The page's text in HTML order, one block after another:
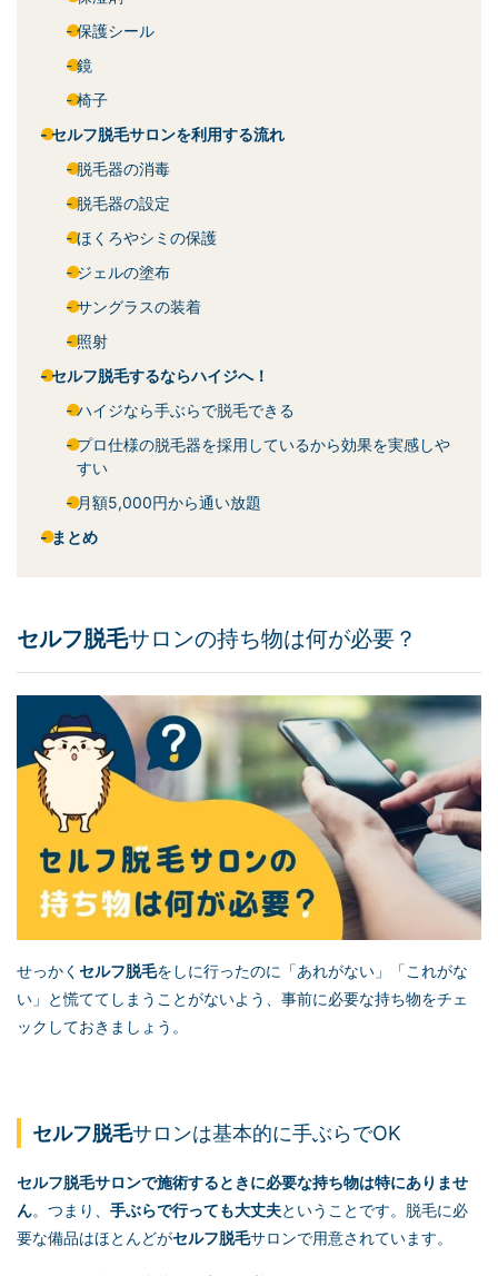
保護シール
鏡
椅子
セルフ脱毛サロンを利用する流れ
脱毛器の消毒
脱毛器の設定
ほくろやシミの保護
ジェルの塗布
サングラスの装着
照射
セルフ脱毛するならハイジへ！
ハイジなら手ぶらで脱毛できる
プロ仕様の脱毛器を採用しているから効果を実感しや
すい
月額5,000円から通い放題
まとめ
セルフ脱毛サロンの持ち物は何が必要？
せっかく セルフ脱毛をしに行ったのに「あれがない」「これがな
い」と慌ててしまうことがないよう、事前に必要な持ち物をチェ
ックしておきましょう。
セルフ脱毛サロンは基本的に手ぶらでOK
セルフ脱毛サロンで施術するときに必要な持ち物は特にありませ
ん。つまり、 手ぶらで行っても大丈夫ということです。脱毛に必
要な備品はほとんどがセルフ脱毛サロンで用意されています。